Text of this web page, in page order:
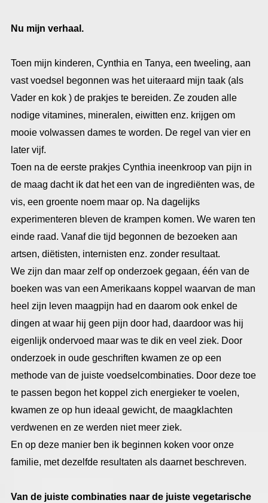
Nu mijn verhaal.
Toen mijn kinderen, Cynthia en Tanya, een tweeling, aan
vast voedsel begonnen was het uiteraard mijn taak (als
Vader en kok ) de prakjes te bereiden. Ze zouden alle
nodige vitamines, mineralen, eiwitten enz. krijgen om
mooie volwassen dames te worden. De regel van vier en
later vijf.
Toen na de eerste prakjes Cynthia ineenkroop van pijn in
de maag dacht ik dat het een van de ingrediënten was, de
vis, een groente noem maar op. Na dagelijks
experimenteren bleven de krampen komen. We waren ten
einde raad. Vanaf die tijd begonnen de bezoeken aan
artsen, diëtisten, internisten enz. zonder resultaat.
We zijn dan maar zelf op onderzoek gegaan, één van de
boeken was van een Amerikaans koppel waarvan de man
heel zijn leven maagpijn had en daarom ook enkel de
dingen at waar hij geen pijn door had, daardoor was hij
eigenlijk ondervoed maar was te dik en veel ziek. Door
onderzoek in oude geschriften kwamen ze op een
methode van de juiste voedselcombinaties. Door deze toe
te passen begon het koppel zich energieker te voelen,
kwamen ze op hun ideaal gewicht, de maagklachten
verdwenen en ze werden niet meer ziek.
En op deze manier ben ik beginnen koken voor onze
familie, met dezelfde resultaten als daarnet beschreven.
Van de juiste combinaties naar de juiste vegetarische